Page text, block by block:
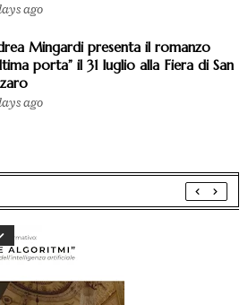
ago
Mingardi presenta il romanzo
porta” il 31 luglio alla Fiera di San
ago